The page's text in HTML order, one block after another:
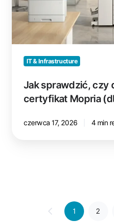
certyfikat
Mopria
(dla
WPP)
IT & Infrastructure
Jak sprawdzić, czy
certyfikat Mopria
czerwca 17, 2026 4 min
1 2